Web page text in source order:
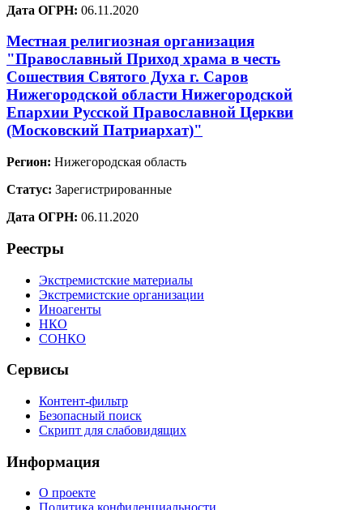
Дата ОГРН: 06.11.2020
Местная религиозная организация
"Православный Приход храма в честь
Сошествия Святого Духа г. Саров
Нижегородской области Нижегородской
Епархии Русской Православной Церкви
(Московский Патриархат)"
Регион: Нижегородская область
Статус: Зарегистрированные
Дата ОГРН: 06.11.2020
Реестры
Экстремистские материалы
Экстремистские организации
Иноагенты
НКО
СОНКО
Сервисы
Контент-фильтр
Безопасный поиск
Скрипт для слабовидящих
Информация
О проекте